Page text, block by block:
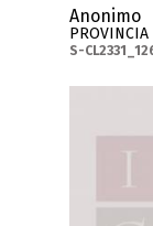
Anonimo
PROVINCIA
S-